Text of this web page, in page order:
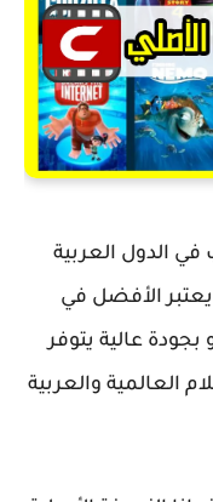
في الدول العربية
يعتبر الأفضل في
عالية يتوفر
العالمية والعربية